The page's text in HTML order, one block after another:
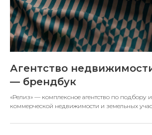
Агентство
— брендбук
«Релиз» — комплексное агентство по подбору
коммерческой недвижимости и земельных